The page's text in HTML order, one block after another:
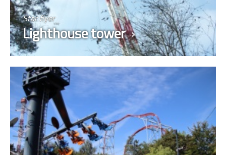
Star flyer
Lighthouse tower